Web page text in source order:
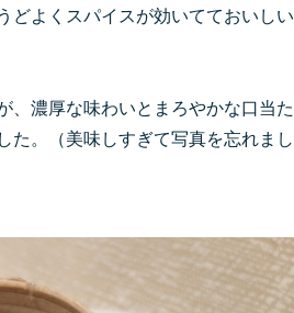
どよくスパイスが効いてておいしい
、濃厚な味わいとまろやかな口当た
。
（美味しすぎて写真を忘れまし